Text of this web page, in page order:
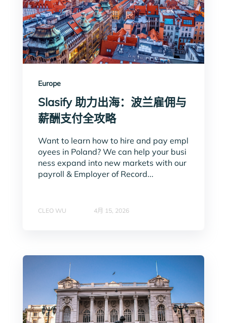
Europe
Slasify 助力出海：波兰雇佣与
薪酬支付全攻略
Want to learn how to hire and pay empl
oyees in Poland? We can help your busi
ness expand into new markets with our
payroll & Employer of Record...
CLEO WU 4月 15, 2026